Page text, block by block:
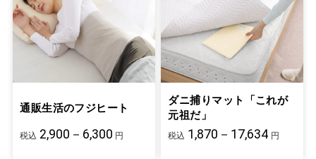
通販生活のフジヒート
税込 2,900－6,300 円
ダニ捕りマット「これが
元祖だ」
税込 1,870－17,634 円